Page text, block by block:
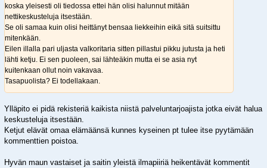
koska yleisesti oli tiedossa ettei hän olisi halunnut mitään
nettikeskusteluja itsestään.
Se oli samaa kuin olisi heittänyt bensaa liekkeihin eikä sitä suitsittu
mitenkään.
Eilen illalla pari uljasta valkoritaria sitten pillastui pikku jutusta ja heti
lähti ketju. Ei sen puoleen, sai lähteäkin mutta ei se asia nyt
kuitenkaan ollut noin vakavaa.
Tasapuolista? Ei todellakaan.
Ylläpito ei pidä rekisteriä kaikista niistä palveluntarjoajista jotka eivät halua
keskusteluja itsestään.
Ketjut elävät omaa elämäänsä kunnes kyseinen pt tulee itse pyytämään
kommenttien poistoa.
Hyvän maun vastaiset ja saitin yleistä ilmapiiriä heikentävät kommentit